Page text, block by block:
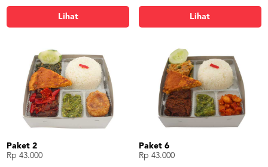
lalap timun, sambel, krupuk udang
Lihat
kering tempe, perkedel kentang, lalap
timun, sambel, krupuk udang
Lihat
Paket 2
Rp 43.000
Paket 6
Rp 43.000